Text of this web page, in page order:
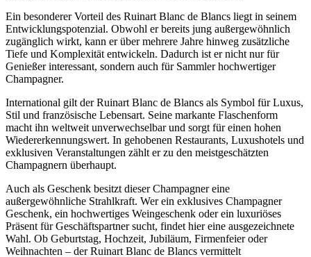
Ein besonderer Vorteil des Ruinart Blanc de Blancs liegt in seinem
Entwicklungspotenzial. Obwohl er bereits jung außergewöhnlich
zugänglich wirkt, kann er über mehrere Jahre hinweg zusätzliche
Tiefe und Komplexität entwickeln. Dadurch ist er nicht nur für
Genießer interessant, sondern auch für Sammler hochwertiger
Champagner.
International gilt der Ruinart Blanc de Blancs als Symbol für Luxus,
Stil und französische Lebensart. Seine markante Flaschenform
macht ihn weltweit unverwechselbar und sorgt für einen hohen
Wiedererkennungswert. In gehobenen Restaurants, Luxushotels und
exklusiven Veranstaltungen zählt er zu den meistgeschätzten
Champagnern überhaupt.
Auch als Geschenk besitzt dieser Champagner eine
außergewöhnliche Strahlkraft. Wer ein exklusives Champagner
Geschenk, ein hochwertiges Weingeschenk oder ein luxuriöses
Präsent für Geschäftspartner sucht, findet hier eine ausgezeichnete
Wahl. Ob Geburtstag, Hochzeit, Jubiläum, Firmenfeier oder
Weihnachten – der Ruinart Blanc de Blancs vermittelt